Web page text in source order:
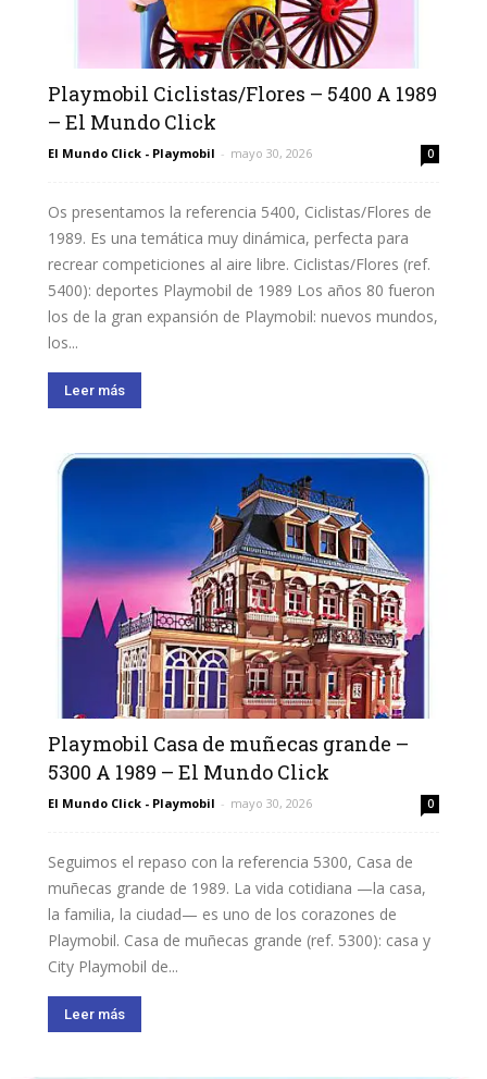
Playmobil Ciclistas/Flores – 5400 A 1989
– El Mundo Click
El Mundo Click - Playmobil - mayo 30, 2026 0
Os presentamos la referencia 5400, Ciclistas/Flores de
1989. Es una temática muy dinámica, perfecta para
recrear competiciones al aire libre. Ciclistas/Flores (ref.
5400): deportes Playmobil de 1989 Los años 80 fueron
los de la gran expansión de Playmobil: nuevos mundos,
los...
Leer más
Playmobil Casa de muñecas grande –
5300 A 1989 – El Mundo Click
El Mundo Click - Playmobil - mayo 30, 2026 0
Seguimos el repaso con la referencia 5300, Casa de
muñecas grande de 1989. La vida cotidiana —la casa,
la familia, la ciudad— es uno de los corazones de
Playmobil. Casa de muñecas grande (ref. 5300): casa y
City Playmobil de...
Leer más